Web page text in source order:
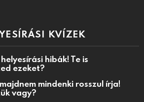
KVÍZEK
hibák! Te is
ezeket?
mindenki rosszul írja!
vagy?